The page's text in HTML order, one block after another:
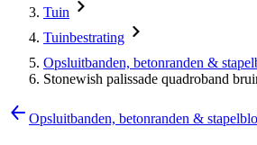
Tuin
Tuinbestrating
Opsluitbanden, betonranden &
Stonewish palissade quadroband
Opsluitbanden, betonranden &